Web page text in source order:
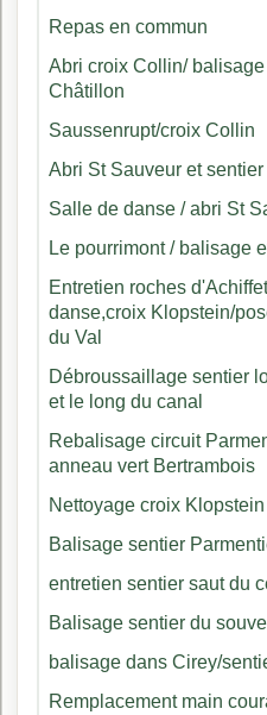
Repas en commun
Abri croix Collin/
Châtillon
Saussenrupt/croix Collin
Abri St Sauveur et sentier
Salle de danse / abri St
Le pourrimont / balisage
Entretien roches
danse,croix Klopstein/
du Val
Débroussaillage sentier
et le long du canal
Rebalisage circuit
anneau vert Bertrambois
Nettoyage croix Klopstein
Balisage sentier
entretien sentier saut du
Balisage sentier du
balisage dans Cirey/
Remplacement main